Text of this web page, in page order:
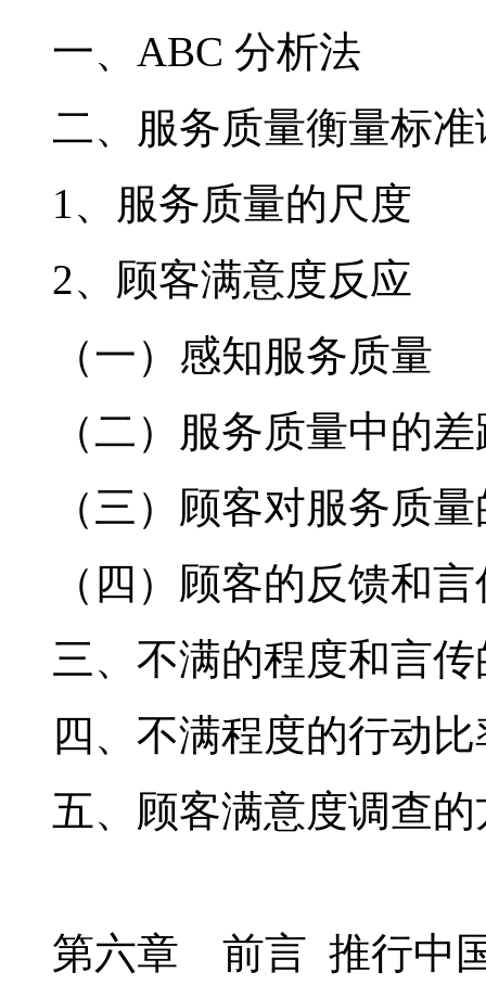
一、ABC 分析法
二、服务质量衡量标
1 、服务质量的尺度
2、顾客满意度反应
（一）感知服务质量
（二）服务质量中的
（三）顾客对服务质
（四）顾客的反馈和
三、不满的程度和言
四、不满程度的行动比
五、顾客满意度调查的
第六章 前言 推行中